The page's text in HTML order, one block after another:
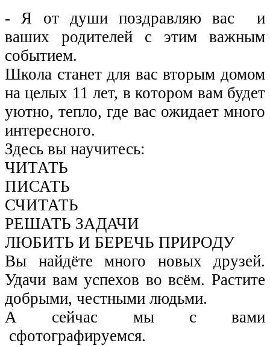
- Я от души поздравляю вас и
ваших родителей с этим важным
событием.
Школа станет для вас вторым домом
на целых 11 лет, в котором вам будет
уютно, тепло, где вас ожидает много
интересного.
Здесь вы научитесь:
ЧИТАТЬ
ПИСАТЬ
СЧИТАТЬ
РЕШАТЬ ЗАДАЧИ
ЛЮБИТЬ И БЕРЕЧЬ ПРИРОДУ
Вы найдёте много новых друзей.
Удачи вам успехов во всём. Растите
добрыми, честными людьми.
А сейчас мы с вами
сфотографируемся.